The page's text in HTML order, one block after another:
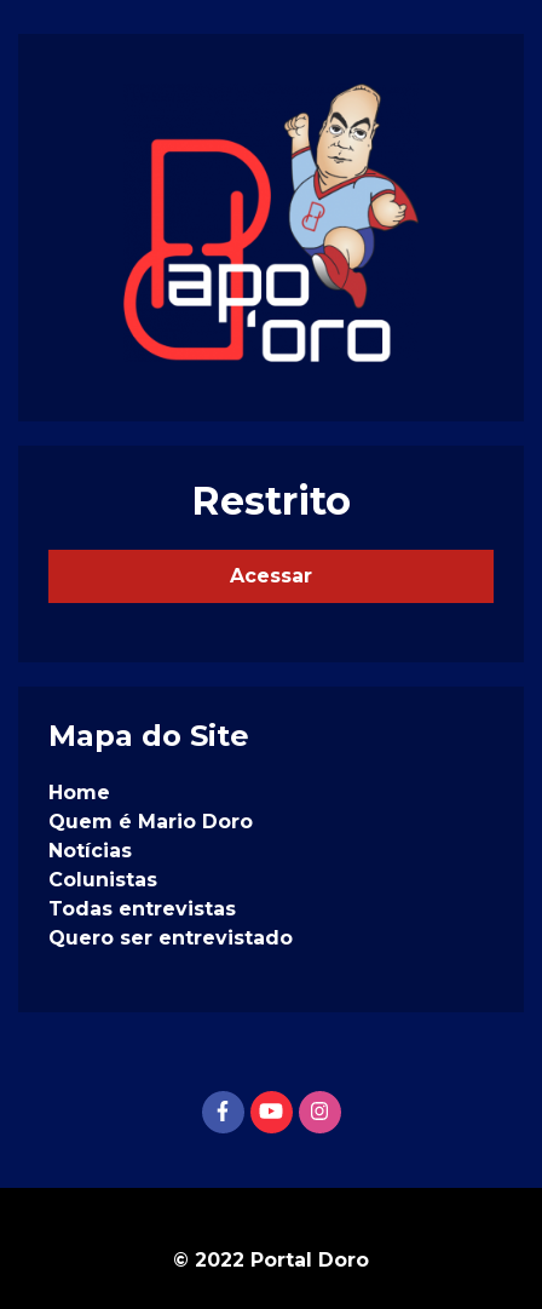
Restrito
Acessar
Mapa do Site
Home
Quem é Mario Doro
Notícias
Colunistas
Todas entrevistas
Quero ser entrevistado
© 2022 Portal Doro